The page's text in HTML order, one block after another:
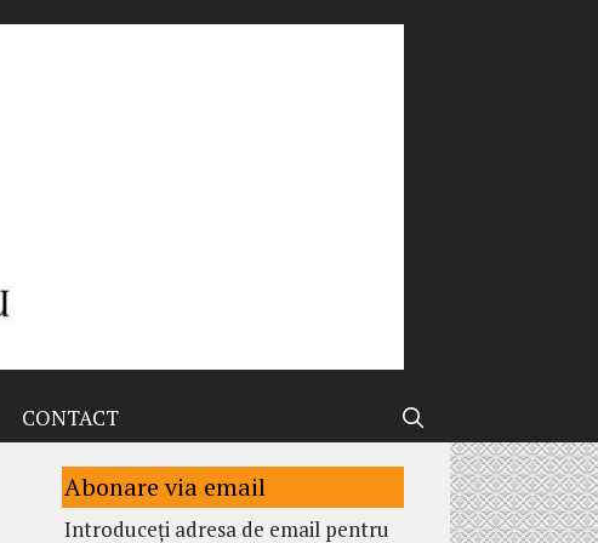
CONTACT
Abonare via email
Introduceți adresa de email pentru